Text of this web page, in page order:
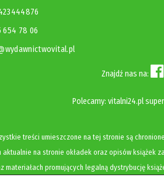
654 78 06
Znajdź nas na:
Polecamy: vitalni24.pl
treści umieszczone na tej stronie są
na stronie okładek oraz opisów książek
promujących legalną dystrybucję